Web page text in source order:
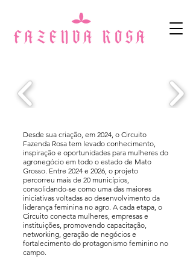
Desde sua criação, em 2024, o Circuito
Fazenda Rosa tem levado conhecimento,
inspiração e oportunidades para mulheres do
agronegócio em todo o estado de Mato
Grosso. Entre 2024 e 2026, o projeto
percorreu mais de 20 municípios,
consolidando-se como uma das maiores
iniciativas voltadas ao desenvolvimento da
liderança feminina no agro. A cada etapa, o
Circuito conecta mulheres, empresas e
instituições, promovendo capacitação,
networking, geração de negócios e
fortalecimento do protagonismo feminino no
campo.